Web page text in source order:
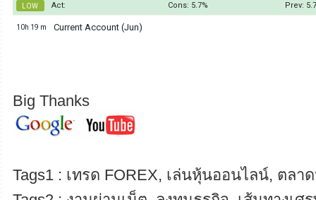
Big Thanks
Tags1 : เทรด FOREX, เล่นหุ้นออนไลน์, ตลา